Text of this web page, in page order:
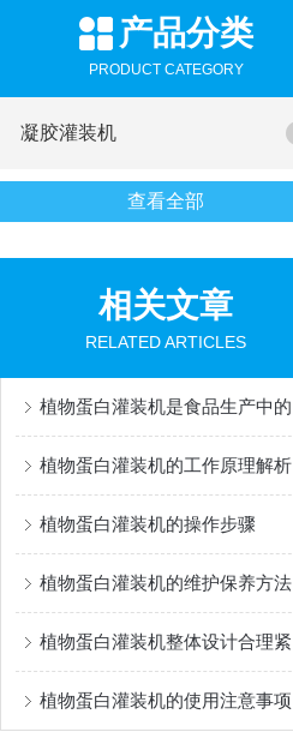
产品分类
PRODUCT CATEGORY
凝胶灌装机
查看全部
相关文章
RELATED ARTICLES
植物蛋白灌装机的工作原理解析
植物蛋白灌装机的操作步骤
植物蛋白灌装机的维护保养方法
植物蛋白灌装机的使用注意事项